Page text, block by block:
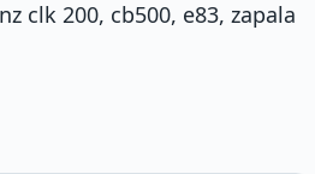
clk 200, cb500, e83, zapala